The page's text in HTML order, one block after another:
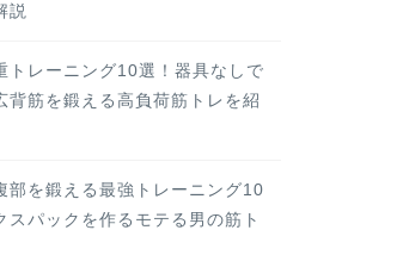
説
トレーニング10選！器具なしで
背筋を鍛える高負荷筋トレを紹
部を鍛える最強トレーニング10
スパックを作るモテる男の筋ト